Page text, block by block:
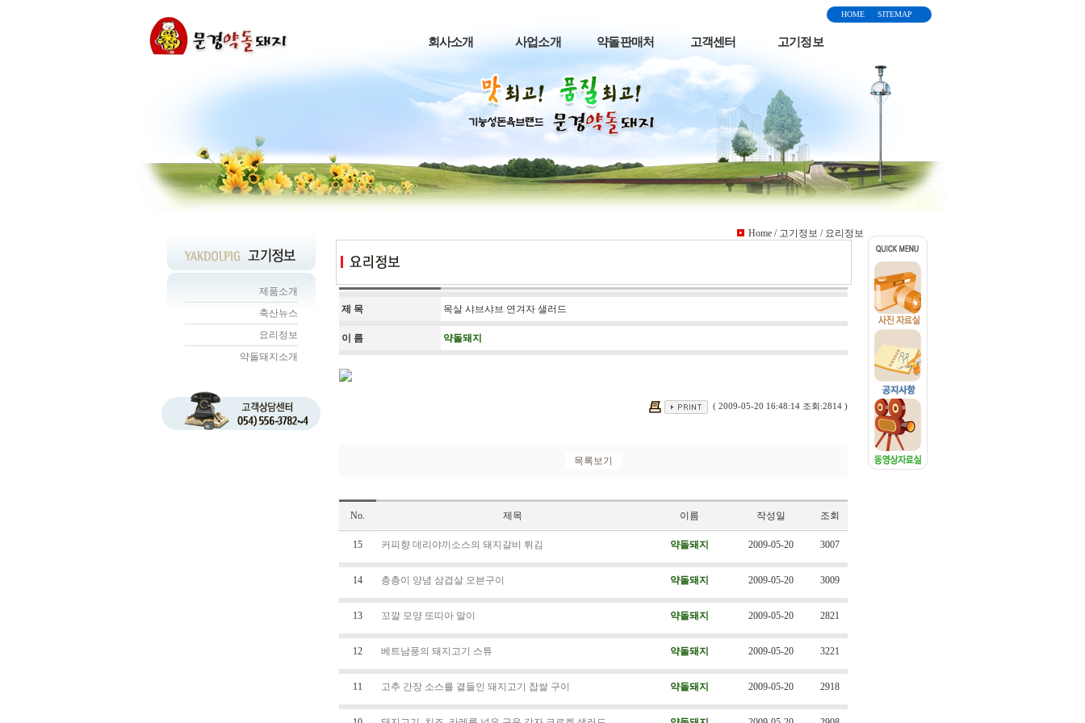
HOME SITEMAP
회사소개 사업소개 약돌판매처 고객센터 고기정보
제품소개
축산뉴스
요리정보
약돌돼지소개
Home / 고기정보 / 요리정보
제 목 목살 샤브샤브 연겨자 샐러드
이 름 약돌돼지
( 2009-05-20 16:48:14 조회:2814 )
No. 제목 이름 작성일 조회
15 커피향 데리야끼소스의 돼지갈비 튀김 약돌돼지 2009-05-20 3007
14 층층이 양념 삼겹살 오븐구이 약돌돼지 2009-05-20 3009
13 꼬깔 모양 또띠아 말이 약돌돼지 2009-05-20 2821
12 베트남풍의 돼지고기 스튜 약돌돼지 2009-05-20 3221
11 고추 간장 소스를 곁들인 돼지고기 찹쌀 구이 약돌돼지 2009-05-20 2918